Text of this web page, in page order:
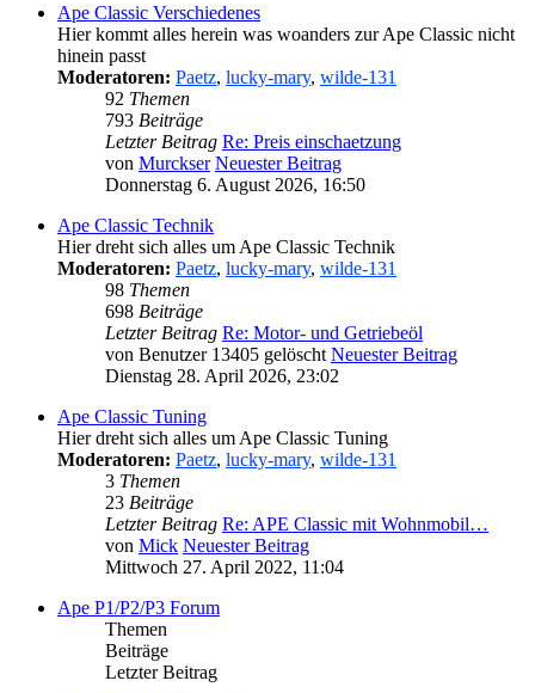
Ape Classic Verschiedenes
Hier kommt alles herein was woanders zur Ape Classic nicht
hinein passt
Moderatoren: Paetz, lucky-mary, wilde-131
92 Themen
793 Beiträge
Letzter Beitrag Re: Preis einschaetzung
von Murckser Neuester Beitrag
Donnerstag 6. August 2026, 16:50
Ape Classic Technik
Hier dreht sich alles um Ape Classic Technik
Moderatoren: Paetz, lucky-mary, wilde-131
98 Themen
698 Beiträge
Letzter Beitrag Re: Motor- und Getriebeöl
von Benutzer 13405 gelöscht Neuester Beitrag
Dienstag 28. April 2026, 23:02
Ape Classic Tuning
Hier dreht sich alles um Ape Classic Tuning
Moderatoren: Paetz, lucky-mary, wilde-131
3 Themen
23 Beiträge
Letzter Beitrag Re: APE Classic mit Wohnmobil…
von Mick Neuester Beitrag
Mittwoch 27. April 2022, 11:04
Ape P1/P2/P3 Forum
Themen
Beiträge
Letzter Beitrag